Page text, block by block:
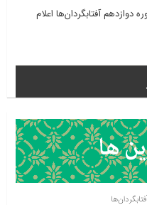
دوازدهم آفتابگردان‌ها اعلام